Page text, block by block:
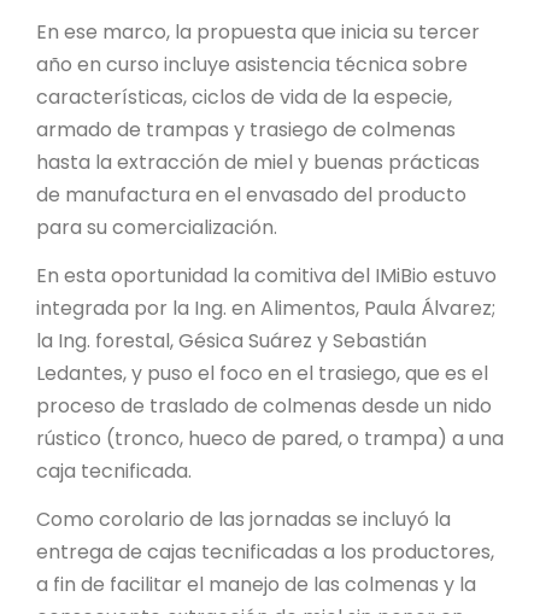
En ese marco, la propuesta que inicia su tercer
año en curso incluye asistencia técnica sobre
características, ciclos de vida de la especie,
armado de trampas y trasiego de colmenas
hasta la extracción de miel y buenas prácticas
de manufactura en el envasado del producto
para su comercialización.
En esta oportunidad la comitiva del IMiBio estuvo
integrada por la Ing. en Alimentos, Paula Álvarez;
la Ing. forestal, Gésica Suárez y Sebastián
Ledantes, y puso el foco en el trasiego, que es el
proceso de traslado de colmenas desde un nido
rústico (tronco, hueco de pared, o trampa) a una
caja tecnificada.
Como corolario de las jornadas se incluyó la
entrega de cajas tecnificadas a los productores,
a fin de facilitar el manejo de las colmenas y la